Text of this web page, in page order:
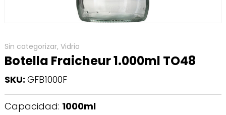
Sin categorizar, Vidrio
Botella Fraicheur 1.000ml TO48
SKU: GFB1000F
Capacidad: 1000ml